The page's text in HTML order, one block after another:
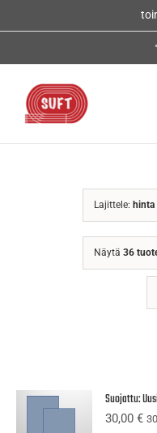
Lajittele: hinta
Näytä 36
Suojattu:
30,00€